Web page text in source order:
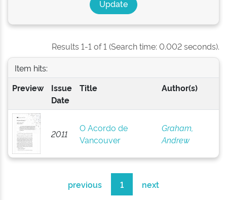
Results 1-1 of 1 (Search time: 0.002 seconds).
Item hits:
Preview
Issue
Date
Title Author(s)
2011
O Acordo de
Vancouver
Graham,
Andrew
previous 1 next